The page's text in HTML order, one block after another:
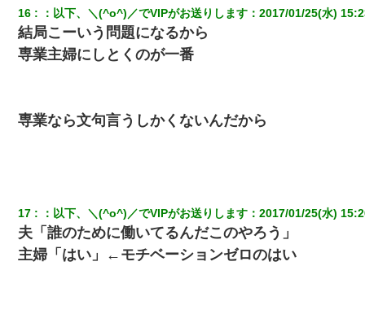
16 ： 以下、＼(^o^)／でVIPがお送りします ：2017/01/25(水)
結局こーいう問題になるから
専業主婦にしとくのが一番
専業なら文句言うしかくないんだから
17 ： 以下、＼(^o^)／でVIPがお送りします ：2017/01/25(水)
夫「誰のために働いてるんだこのやろう」
主婦「はい」←モチベーションゼロのはい